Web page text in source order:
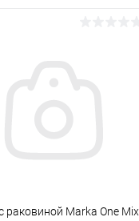
раковиной Marka One Mix